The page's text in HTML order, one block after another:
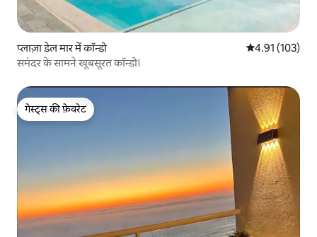
प्लाज़ा डेल मार में कॉन्डो औसत रेटिंग 5 में से
4.91 (103)
समंदर के सामने खूबसूरत कॉन्डो।
गेस्ट्स की फ़ेवरेट
गेस्ट्स की फ़ेवरेट